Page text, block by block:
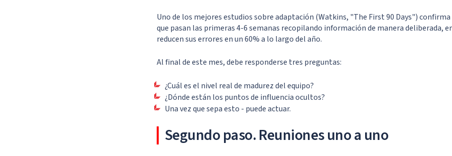
Uno de los mejores estudios sobre adaptación (Watkins, "The First 90 Days")
que pasan las primeras 4-6 semanas recopilando información de manera deliberada,
reducen sus errores en un 60% a lo largo del año.
Al final de este mes, debe responderse tres preguntas:
¿Cuál es el nivel real de madurez del equipo?
¿Dónde están los puntos de influencia ocultos?
Una vez que sepa esto - puede actuar.
Segundo paso. Reuniones uno a uno